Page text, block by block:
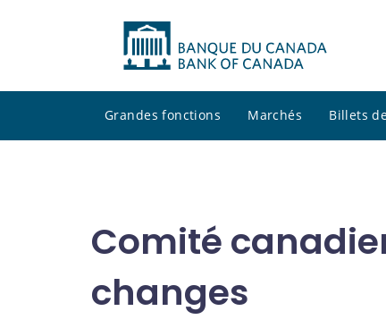
Grandes fonctions Marchés Billets
Comité
changes